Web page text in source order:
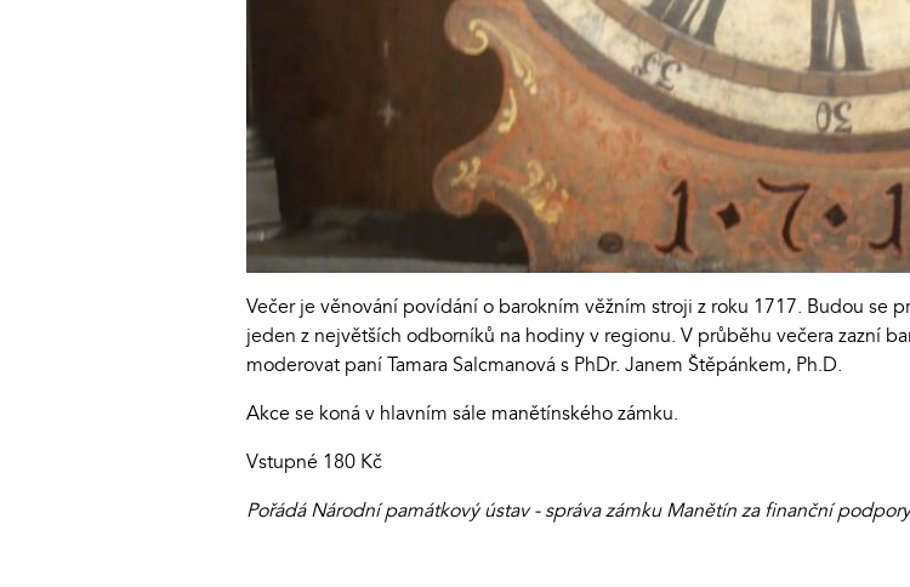
Večer je věnování povídání o barokním věžním stroji z roku 1717. Budou se
jeden z největších odborníků na hodiny v regionu. V průběhu večera zazní
moderovat paní Tamara Salcmanová s PhDr. Janem Štěpánkem, Ph.D.
Akce se koná v hlavním sále manětínského zámku.
Vstupné 180 Kč
Pořádá Národní památkový ústav - správa zámku Manětín za finanční